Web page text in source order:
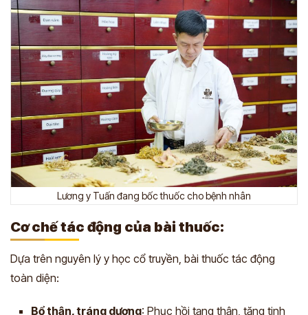
Lương y Tuấn đang bốc thuốc cho bệnh nhân
Cơ chế tác động của bài thuốc:
Dựa trên nguyên lý y học cổ truyền, bài thuốc tác động
toàn diện:
Bổ thận, tráng dương: Phục hồi tạng thận, tăng tinh